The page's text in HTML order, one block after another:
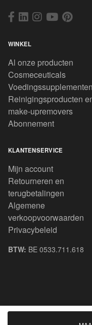
WINKEL
Al onze producten
Cosmeceuticals
Voedingssupplementen
Reinigingsproducten
make-upremovers
Abonnement
KLANTENSERVICE
Mijn account
Retourneren en
terugbetalingen
Algemene
verkoopvoorwaarden
Privacybeleid
BTW: BE 0533.711.618
© 2020 All rights reserved.